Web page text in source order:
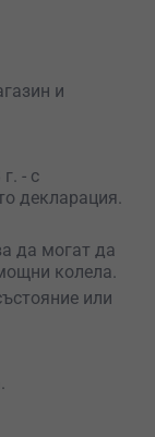
и
- с
декларация.
да могат да
колела.
или